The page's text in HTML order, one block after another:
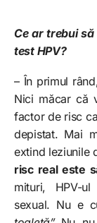
Ce ar trebui
test HPV?
– În primul
Nici măcar că
factor de risc
depistat. Mai
extind leziunile
risc real este
mituri, HPV-
sexual. Nu e